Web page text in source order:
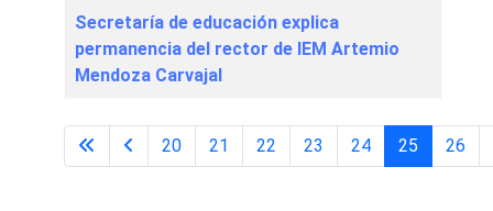
Secretaría de educación explica
permanencia del rector de IEM Artemio
Mendoza Carvajal
Página 25 de 29
20 21 22 23 24 25 26